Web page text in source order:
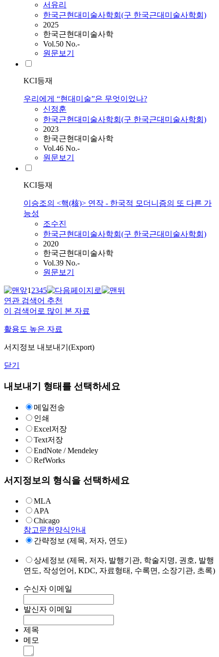
서유리
한국근현대미술사학회(구 한국근대미술사학회)
2025
한국근현대미술사학
Vol.50 No.-
원문보기
KCI등재
우리에게 “현대미술”은 무엇이었나?
신정훈
한국근현대미술사학회(구 한국근대미술사학회)
2023
한국근현대미술사학
Vol.46 No.-
원문보기
KCI등재
이승조의 <핵(核)> 연작 - 한국적 모더니즘의 또 다른 가
능성
조수진
한국근현대미술사학회(구 한국근대미술사학회)
2020
한국근현대미술사학
Vol.39 No.-
원문보기
12345
연관 검색어 추천
이 검색어로 많이 본 자료
활용도 높은 자료
서지정보 내보내기(Export)
닫기
내보내기 형태를 선택하세요
메일전송
인쇄
Excel저장
Text저장
EndNote / Mendeley
RefWorks
서지정보의 형식을 선택하세요
MLA
APA
Chicago
참고문헌양식안내
간략정보 (제목, 저자, 연도)
상세정보 (제목, 저자, 발행기관, 학술지명, 권호, 발행
연도, 작성언어, KDC, 자료형태, 수록면, 소장기관, 초록)
수신자 이메일
발신자 이메일
제목
메모